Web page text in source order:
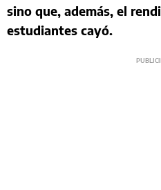
sino que, además, el
estudiantes cayó.